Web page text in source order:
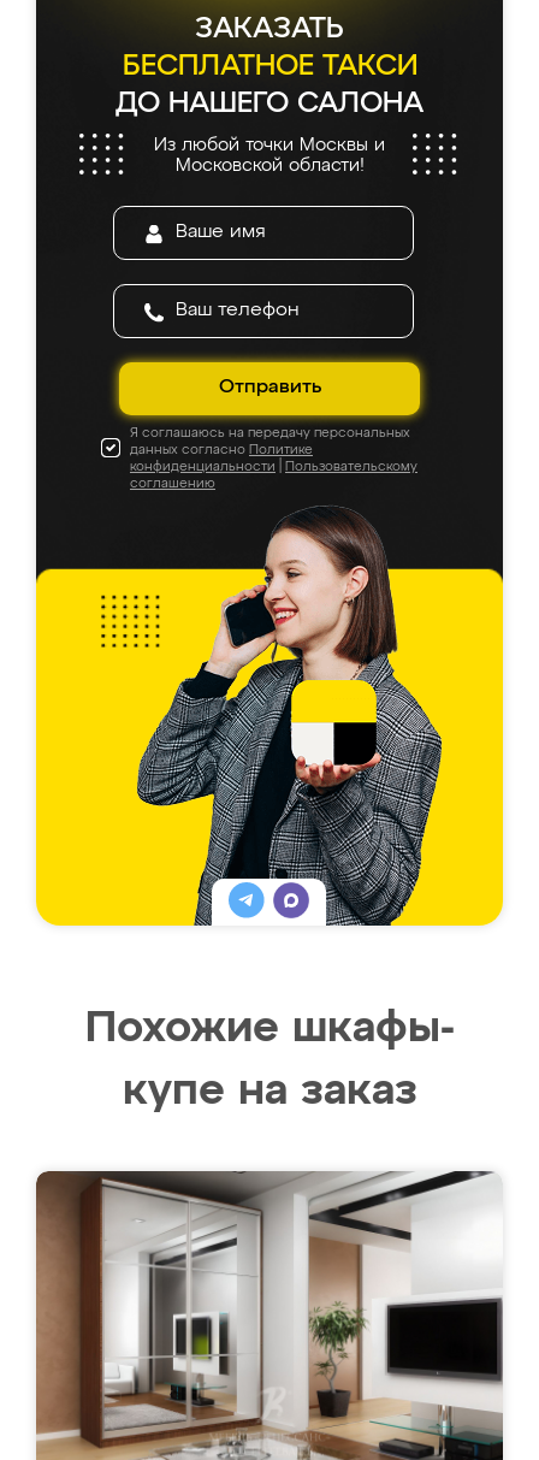
ЗАКАЗАТЬ
БЕСПЛАТНОЕ ТАКСИ
ДО НАШЕГО САЛОНА
Из любой точки Москвы и
Московской области!
Отправить
Я соглашаюсь на передачу персональных
данных согласно Политике
конфиденциальности
Пользовательскому
соглашению
Похожие шкафы-
купе на заказ